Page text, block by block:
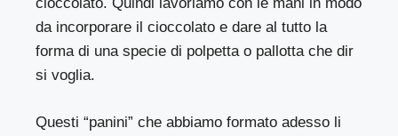
da incorporare il cioccolato e dare al tutto la
forma di una specie di polpetta o pallotta che dir
si voglia.
Questi “panini” che abbiamo formato adesso li